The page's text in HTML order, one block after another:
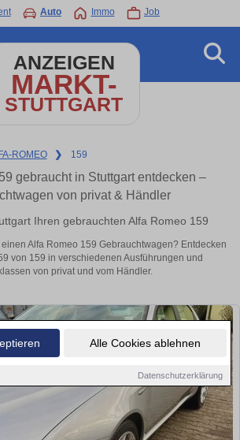
Alle Cookies ablehnen
Datenschutzerklärung
Auto Immo Job
ANZEIGEN
MARKT-
STUTTGART
ROMEO ❯ 159
gebraucht in Stuttgart entdecken –
von privat & Händler
Ihren gebrauchten Alfa Romeo 159
Alfa Romeo 159 Gebrauchtwagen? Entdecken
von 159 in verschiedenen Ausführungen und
von privat und vom Händler.